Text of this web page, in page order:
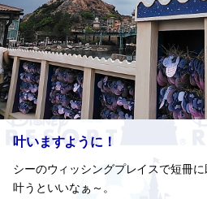
叶いますように！
シーのウィッシングプレイスで短冊に
叶うといいなぁ～。